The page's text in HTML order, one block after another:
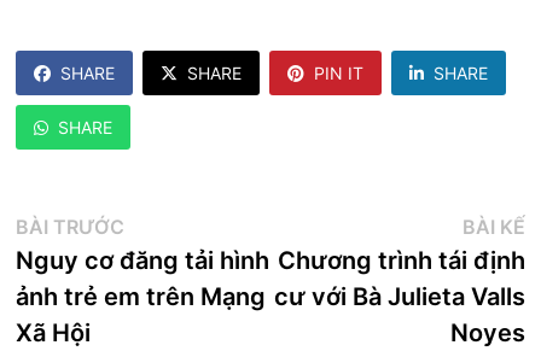
SHARE SHARE PIN IT SHARE
SHARE
Điều
hướng
bài
BÀI TRƯỚC
trước:
Nguy cơ đăng tải hình
ảnh trẻ em trên Mạng
Xã Hội
BÀI KẾ
Chương trình tái định
cư với Bà Julieta Valls
Noyes